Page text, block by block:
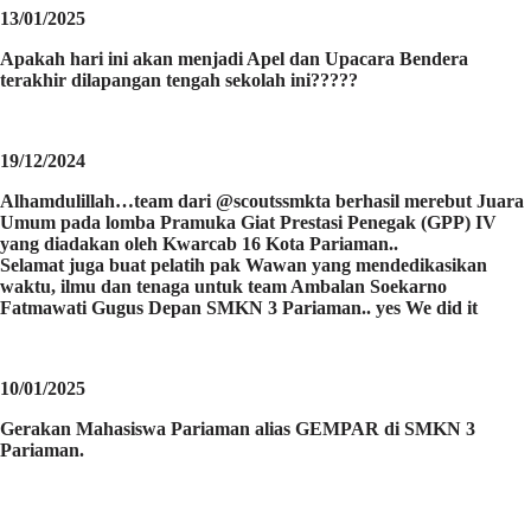
13/01/2025
Apakah hari ini akan menjadi Apel dan Upacara Bendera
terakhir dilapangan tengah sekolah ini?????
19/12/2024
Alhamdulillah…team dari @scoutssmkta berhasil merebut Juara
Umum pada lomba Pramuka Giat Prestasi Penegak (GPP) IV
yang diadakan oleh Kwarcab 16 Kota Pariaman..
Selamat juga buat pelatih pak Wawan yang mendedikasikan
waktu, ilmu dan tenaga untuk team Ambalan Soekarno
Fatmawati Gugus Depan SMKN 3 Pariaman.. yes We did it
10/01/2025
Gerakan Mahasiswa Pariaman alias GEMPAR di SMKN 3
Pariaman.